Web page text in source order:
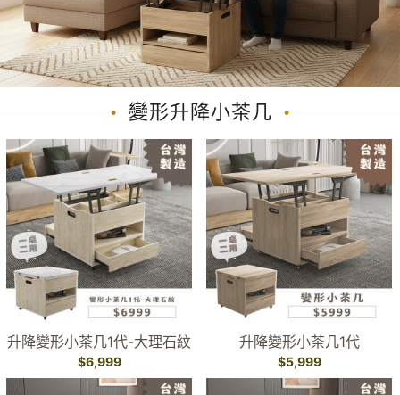
變形升降小茶几
升降變形小茶几1代-大理石紋
$6,999
升降變形小茶几1代
$5,999